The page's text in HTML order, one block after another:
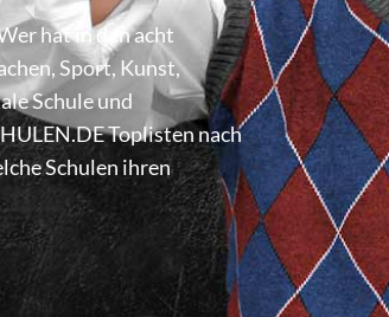
hat in den acht
Sport, Kunst,
Schule und
Toplisten nach
Schulen ihren